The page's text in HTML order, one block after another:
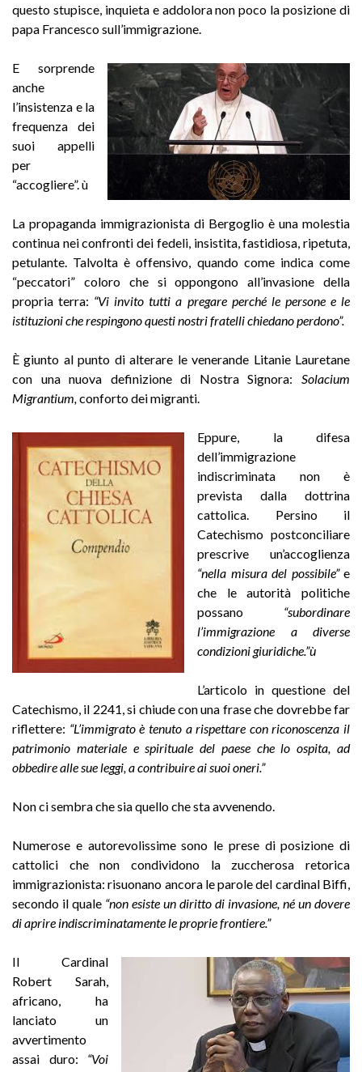
questo stupisce, inquieta e addolora non poco la posizione di
papa Francesco sull’immigrazione.
E sorprende
anche
l’insistenza e la
frequenza dei
suoi appelli
per
“accogliere”. ù
La propaganda immigrazionista di Bergoglio è una molestia
continua nei confronti dei fedeli, insistita, fastidiosa, ripetuta,
petulante. Talvolta è offensivo, quando come indica come
“peccatori” coloro che si oppongono all’invasione della
propria terra: “Vi invito tutti a pregare perché le persone e le
istituzioni che respingono questi nostri fratelli chiedano perdono”.
È giunto al punto di alterare le venerande Litanie Lauretane
con una nuova definizione di Nostra Signora: Solacium
Migrantium, conforto dei migranti.
Eppure, la difesa
dell’immigrazione
indiscriminata non è
prevista dalla dottrina
cattolica. Persino il
Catechismo postconciliare
prescrive un’accoglienza
“nella misura del possibile”e
che le autorità politiche
possano “subordinare
l’immigrazione a diverse
condizioni giuridiche.”ù
L’articolo in questione del
Catechismo, il 2241, si chiude con una frase che dovrebbe far
riflettere: “L’immigrato è tenuto a rispettare con riconoscenza il
patrimonio materiale e spirituale del paese che lo ospita, ad
obbedire alle sue leggi, a contribuire ai suoi oneri.”
Non ci sembra che sia quello che sta avvenendo.
Numerose e autorevolissime sono le prese di posizione di
cattolici che non condividono la zuccherosa retorica
immigrazionista: risuonano ancora le parole del cardinal Biffi,
secondo il quale “non esiste un diritto di invasione, né un dovere
di aprire indiscriminatamente le proprie frontiere.”
Il Cardinal
Robert Sarah,
africano, ha
lanciato un
avvertimento
assai duro: “Voi